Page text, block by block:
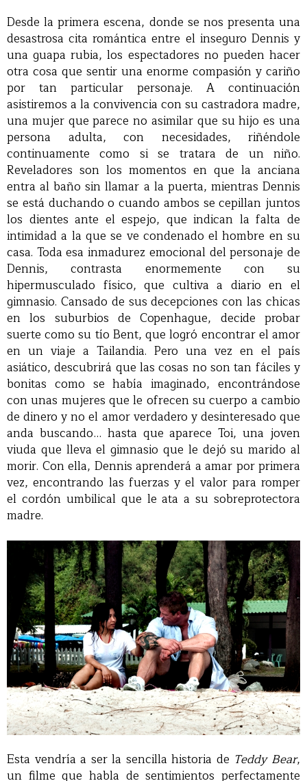
Desde la primera escena, donde se nos presenta una
desastrosa cita romántica entre el inseguro Dennis y
una guapa rubia, los espectadores no pueden hacer
otra cosa que sentir una enorme compasión y cariño
por tan particular personaje. A continuación
asistiremos a la convivencia con su castradora madre,
una mujer que parece no asimilar que su hijo es una
persona adulta, con necesidades, riñéndole
continuamente como si se tratara de un niño.
Reveladores son los momentos en que la anciana
entra al baño sin llamar a la puerta, mientras Dennis
se está duchando o cuando ambos se cepillan juntos
los dientes ante el espejo, que indican la falta de
intimidad a la que se ve condenado el hombre en su
casa. Toda esa inmadurez emocional del personaje de
Dennis, contrasta enormemente con su
hipermusculado físico, que cultiva a diario en el
gimnasio. Cansado de sus decepciones con las chicas
en los suburbios de Copenhague, decide probar
suerte como su tío Bent, que logró encontrar el amor
en un viaje a Tailandia. Pero una vez en el país
asiático, descubrirá que las cosas no son tan fáciles y
bonitas como se había imaginado, encontrándose
con unas mujeres que le ofrecen su cuerpo a cambio
de dinero y no el amor verdadero y desinteresado que
anda buscando… hasta que aparece Toi, una joven
viuda que lleva el gimnasio que le dejó su marido al
morir. Con ella, Dennis aprenderá a amar por primera
vez, encontrando las fuerzas y el valor para romper
el cordón umbilical que le ata a su sobreprotectora
madre.
Esta vendría a ser la sencilla historia de Teddy Bear,
un filme que habla de sentimientos perfectamente